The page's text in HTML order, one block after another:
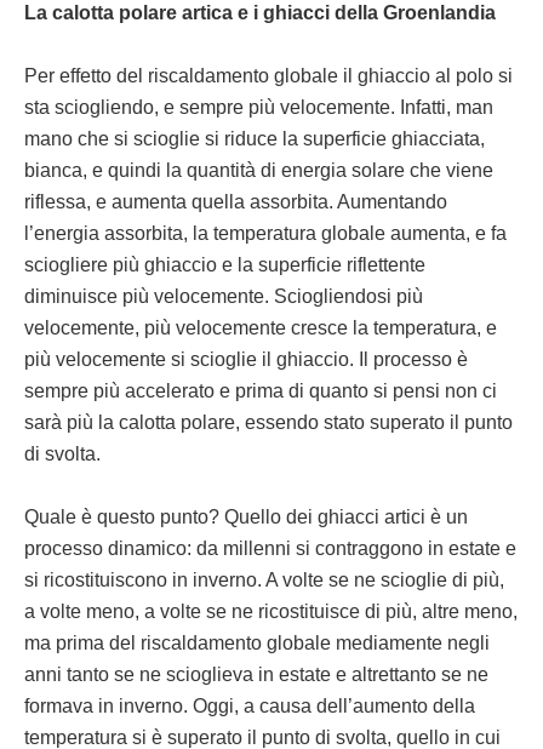
La calotta polare artica e i ghiacci della Groenlandia
Per effetto del riscaldamento globale il ghiaccio al polo si
sta sciogliendo, e sempre più velocemente. Infatti, man
mano che si scioglie si riduce la superficie ghiacciata,
bianca, e quindi la quantità di energia solare che viene
riflessa, e aumenta quella assorbita. Aumentando
l’energia assorbita, la temperatura globale aumenta, e fa
sciogliere più ghiaccio e la superficie riflettente
diminuisce più velocemente. Sciogliendosi più
velocemente, più velocemente cresce la temperatura, e
più velocemente si scioglie il ghiaccio. Il processo è
sempre più accelerato e prima di quanto si pensi non ci
sarà più la calotta polare, essendo stato superato il punto
di svolta.
Quale è questo punto? Quello dei ghiacci artici è un
processo dinamico: da millenni si contraggono in estate e
si ricostituiscono in inverno. A volte se ne scioglie di più,
a volte meno, a volte se ne ricostituisce di più, altre meno,
ma prima del riscaldamento globale mediamente negli
anni tanto se ne scioglieva in estate e altrettanto se ne
formava in inverno. Oggi, a causa dell’aumento della
temperatura si è superato il punto di svolta, quello in cui